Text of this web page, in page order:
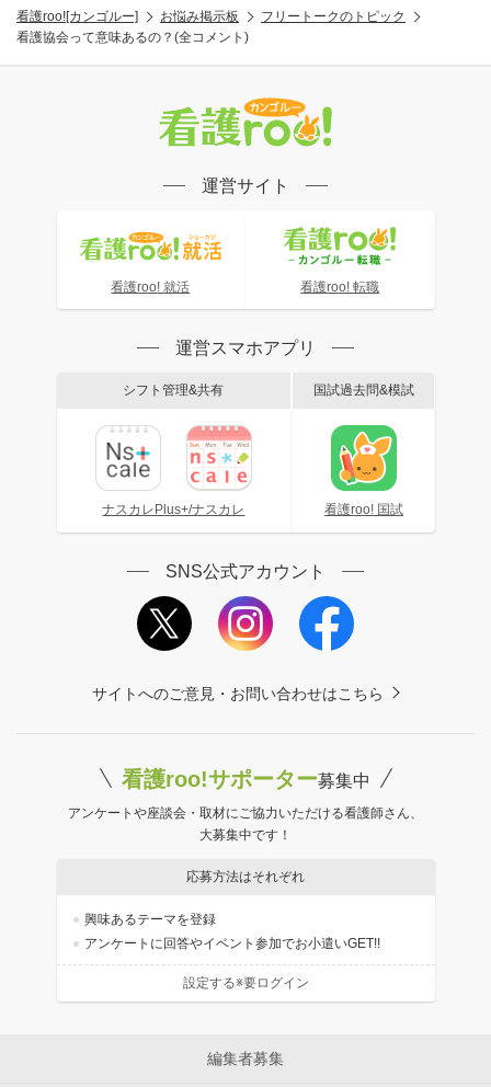
看護roo![カンゴルー] お悩み掲示板
フリートークのトピック
看護協会って意味あるの？(全コメント)
運営サイト
看護roo! 就活 看護roo! 転職
運営スマホアプリ
シフト管理&共有
ナスカレPlus+/ナスカレ
国試過去問&模試
看護roo! 国試
SNS公式アカウント
サイトへのご意見・お問い合わせはこちら
看護roo!サポーター募集中
アンケートや座談会・取材にご協力いただける看護師さん、
大募集中です！
応募方法はそれぞれ
興味あるテーマを登録
アンケートに回答やイベント参加でお小遣いGET!!
設定する※要ログイン
編集者募集